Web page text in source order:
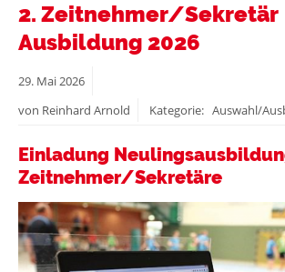
2. Zeitnehmer/Sekretär
Ausbildung 2026
29. Mai2026
von Reinhard Arnold
Kategorie: Auswahl/
Einladung
Zeitnehmer/Sekretäre